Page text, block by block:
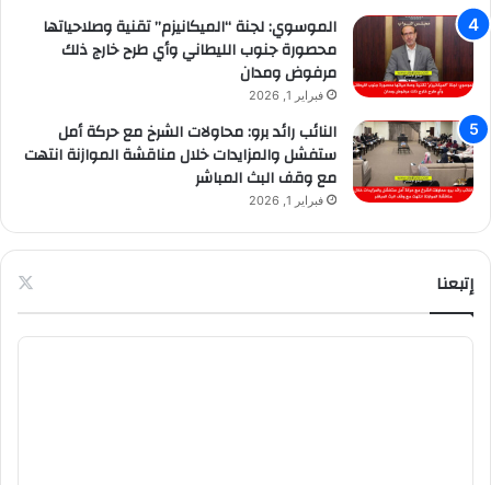
الموسوي: لجنة “الميكانيزم” تقنية وصلاحياتها
محصورة جنوب الليطاني وأي طرح خارج ذلك
مرفوض ومدان
فبراير 1, 2026
النائب رائد برو: محاولات الشرخ مع حركة أمل
ستفشل والمزايدات خلال مناقشة الموازنة انتهت
مع وقف البث المباشر
فبراير 1, 2026
إتبعنا